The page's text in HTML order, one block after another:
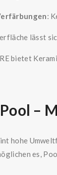
:
lässt
bietet
–
hohe
es,